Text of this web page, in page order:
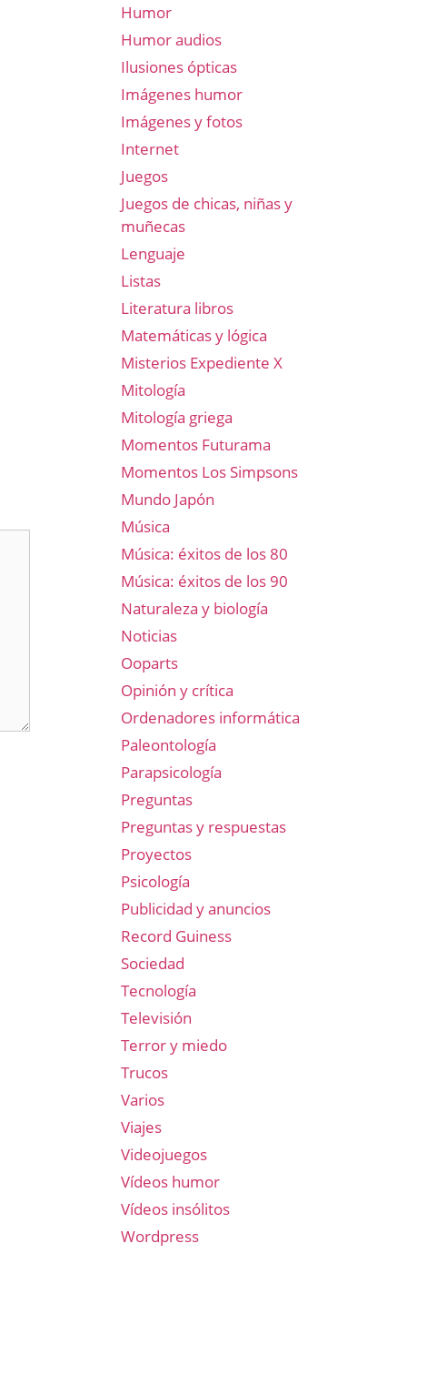
Humor
Humor audios
Ilusiones ópticas
Imágenes humor
Imágenes y fotos
Internet
Juegos
Juegos de chicas, niñas y
muñecas
Lenguaje
Listas
Literatura libros
Matemáticas y lógica
Misterios Expediente X
Mitología
Mitología griega
Momentos Futurama
Momentos Los Simpsons
Mundo Japón
Música
Música: éxitos de los 80
Música: éxitos de los 90
Naturaleza y biología
Noticias
Ooparts
Opinión y crítica
Ordenadores informática
Paleontología
Parapsicología
Preguntas
Preguntas y respuestas
Proyectos
Psicología
Publicidad y anuncios
Record Guiness
Sociedad
Tecnología
Televisión
Terror y miedo
Trucos
Varios
Viajes
Videojuegos
Vídeos humor
Vídeos insólitos
Wordpress